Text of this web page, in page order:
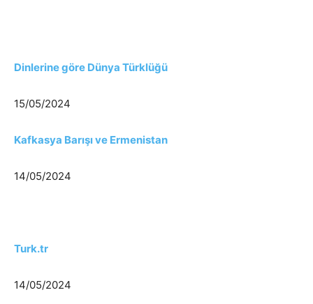
Dinlerine göre Dünya Türklüğü
15/05/2024
Kafkasya Barışı ve Ermenistan
14/05/2024
Turk.tr
14/05/2024